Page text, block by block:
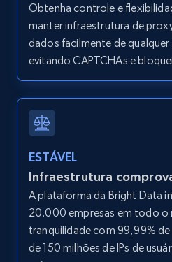
11.3K+ 1.5K+
LinkedIn posts - Discover
URL
URL, ID, User id, Use url,
text, Date posted, and more.
11.3K+ 1.5K+
LinkedIn posts - Discover
Obtenha controle e
manter infraestrutura de
dados facilmente de
evitando CAPTCHAs e
ESTÁVEL
Infraestrutura
A plataforma da Bright Data
20.000 empresas em todo
tranquilidade com 99,99%
de 150 milhões de IPs de